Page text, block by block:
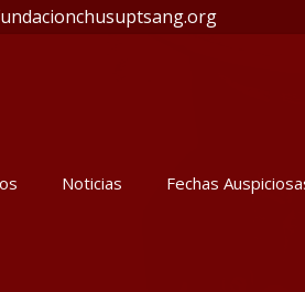
Noticias Fechas